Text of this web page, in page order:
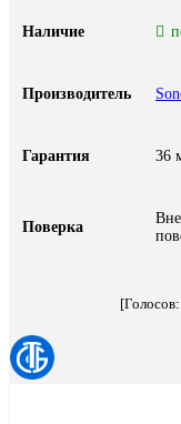
Наличие
Производитель
Гарантия 36
Поверка
[Голосов: